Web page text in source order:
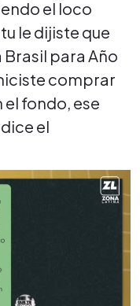
el loco
le dijiste que
para Año
comprar
el fondo, ese
el